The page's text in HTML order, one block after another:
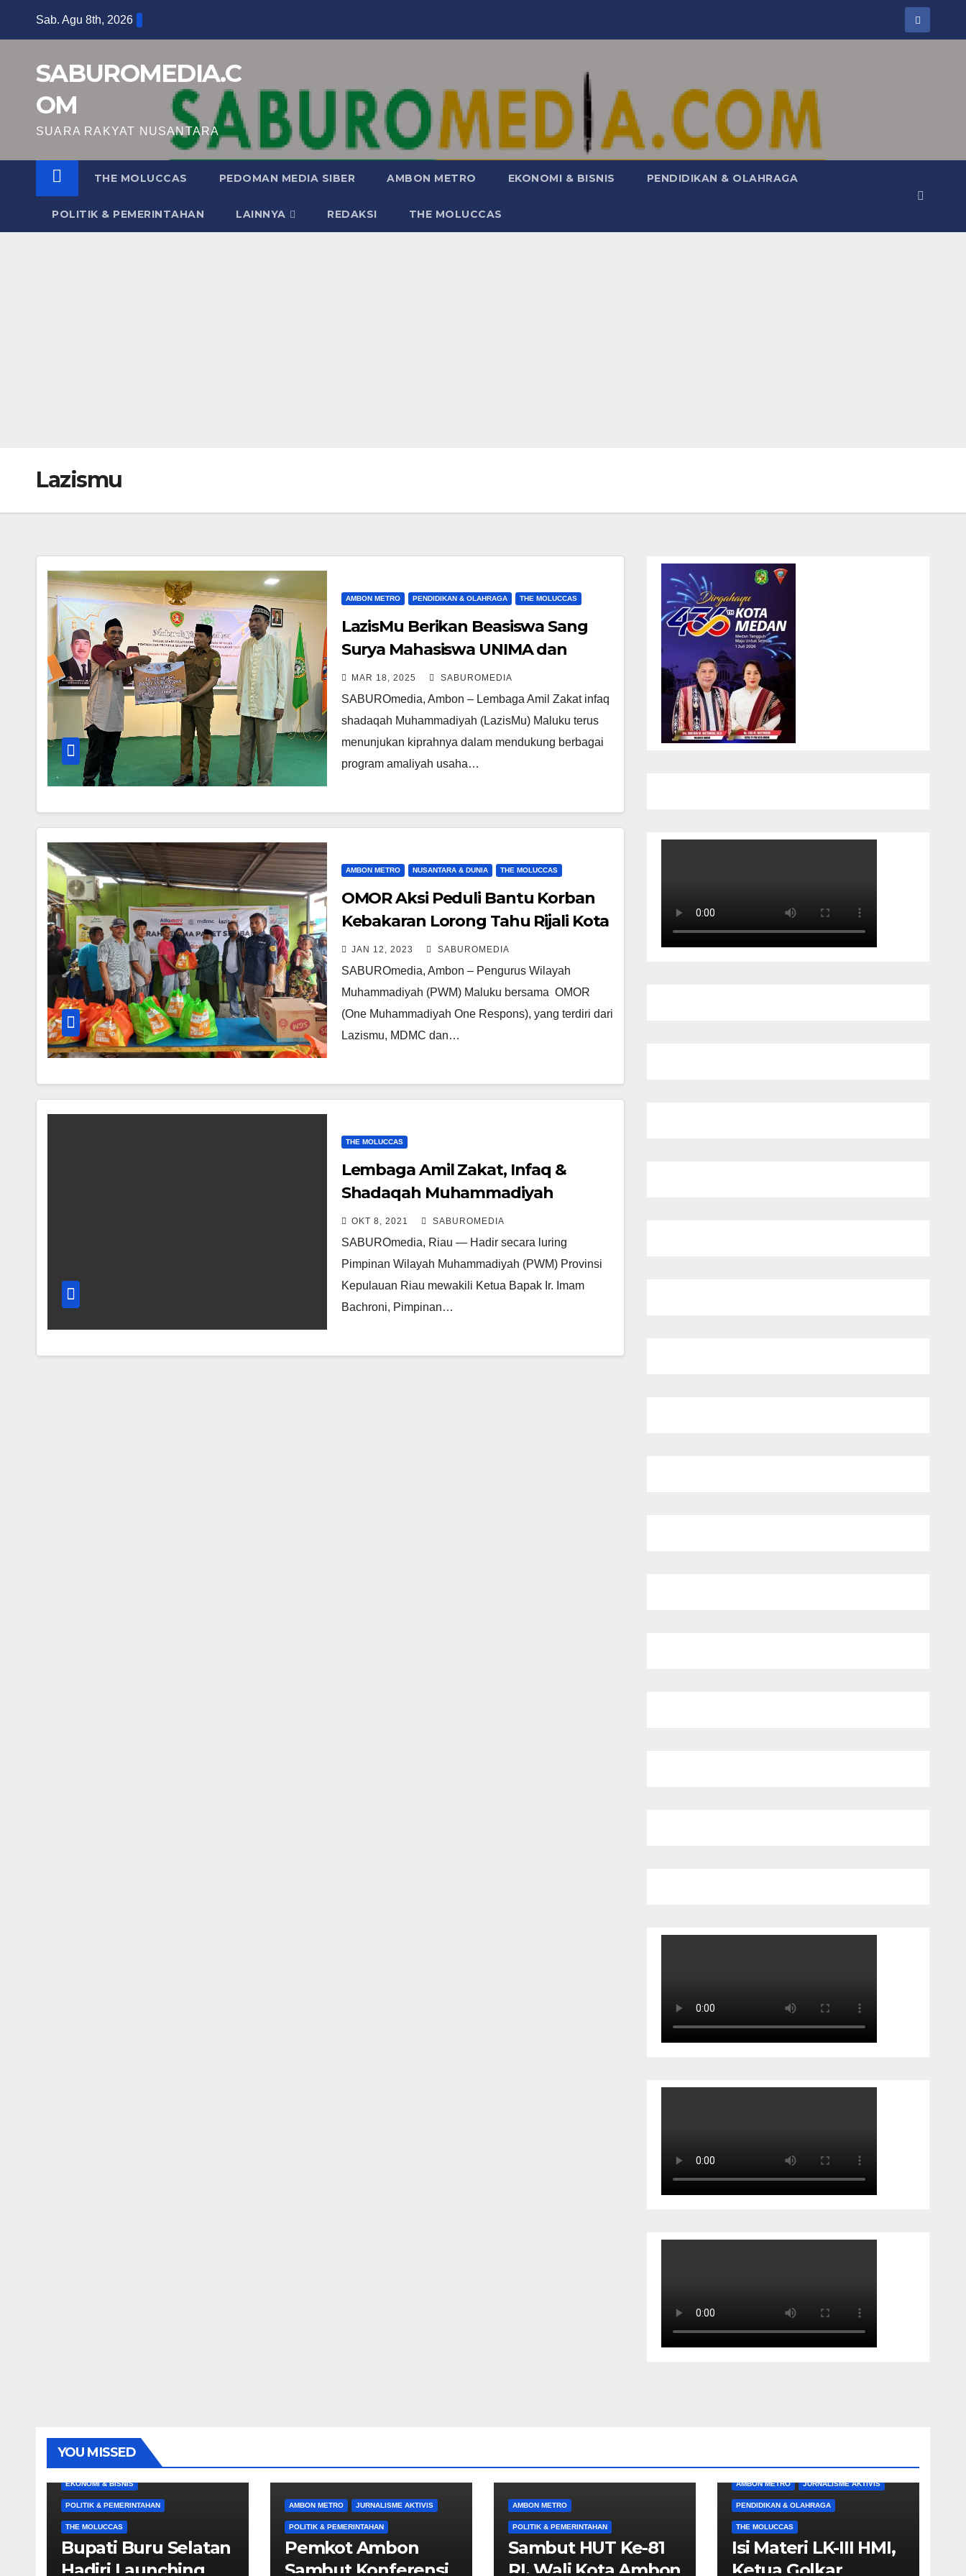
Sab. Agu 8th, 2026
SABUROMEDIA.C
OM
SUARA RAKYAT NUSANTARA
THE MOLUCCAS PEDOMAN MEDIA SIBER AMBON METRO EKONOMI & BISNIS PENDIDIKAN & OLAHRAGA
POLITIK & PEMERINTAHAN LAINNYA REDAKSI THE MOLUCCAS
Lazismu
AMBON METRO PENDIDIKAN & OLAHRAGA THE MOLUCCAS
LazisMu Berikan Beasiswa Sang
Surya Mahasiswa UNIMA dan
Dukungan BPJS Kesehatan bagi
Guru Honorer Muhammadiyah
MAR 18, 2025 SABUROMEDIA
SABUROmedia, Ambon – Lembaga Amil Zakat infaq
shadaqah Muhammadiyah (LazisMu) Maluku terus
menunjukan kiprahnya dalam mendukung berbagai
program amaliyah usaha…
AMBON METRO NUSANTARA & DUNIA THE MOLUCCAS
OMOR Aksi Peduli Bantu Korban
Kebakaran Lorong Tahu Rijali Kota
Ambon
JAN 12, 2023 SABUROMEDIA
SABUROmedia, Ambon – Pengurus Wilayah
Muhammadiyah (PWM) Maluku bersama OMOR
(One Muhammadiyah One Respons), yang terdiri dari
Lazismu, MDMC dan…
THE MOLUCCAS
Lembaga Amil Zakat, Infaq &
Shadaqah Muhammadiyah
(Lazismu) Gelar Rakerwil I
OKT 8, 2021 SABUROMEDIA
SABUROmedia, Riau — Hadir secara luring
Pimpinan Wilayah Muhammadiyah (PWM) Provinsi
Kepulauan Riau mewakili Ketua Bapak Ir. Imam
Bachroni, Pimpinan…
YOU MISSED
EKONOMI & BISNIS
POLITIK & PEMERINTAHAN
THE MOLUCCAS
Bupati Buru Selatan
Hadiri Launching
AMBON METRO JURNALISME AKTIVIS
POLITIK & PEMERINTAHAN
Pemkot Ambon
Sambut Konferensi
AMBON METRO
POLITIK & PEMERINTAHAN
Sambut HUT Ke-81
RI, Wali Kota Ambon
AMBON METRO JURNALISME AKTIVIS
PENDIDIKAN & OLAHRAGA
THE MOLUCCAS
Isi Materi LK-III HMI,
Ketua Golkar